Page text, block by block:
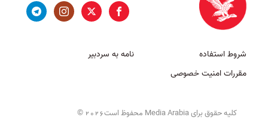
شروط استفاده
مقررات امنیت خصوصی
نامه به سردبیر
کلیه حقوق برای Media Arabia محفوظ است 2026
©